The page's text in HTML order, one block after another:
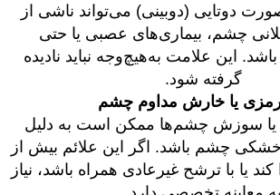
دوتایی (دوبینی) می‌تواند ناشی از
چشم، بیماری‌های عصبی یا حتی
این علامت به‌هیچ‌وجه نباید نادیده
گرفته شود.
سوزش چشم‌ها ممکن است به دلیل
خشکی چشم باشد. اگر این علائم بیش از
کند یا با ترشح غیرعادی همراه باشد، نیاز